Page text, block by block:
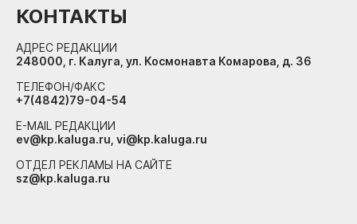
КОНТАКТЫ
АДРЕС РЕДАКЦИИ
248000, г. Калуга, ул. Космонавта Комарова, д. 36
ТЕЛЕФОН/ФАКС
+7(4842)79-04-54
E-MAIL РЕДАКЦИИ
ev@kp.kaluga.ru, vi@kp.kaluga.ru
ОТДЕЛ РЕКЛАМЫ НА САЙТЕ
sz@kp.kaluga.ru